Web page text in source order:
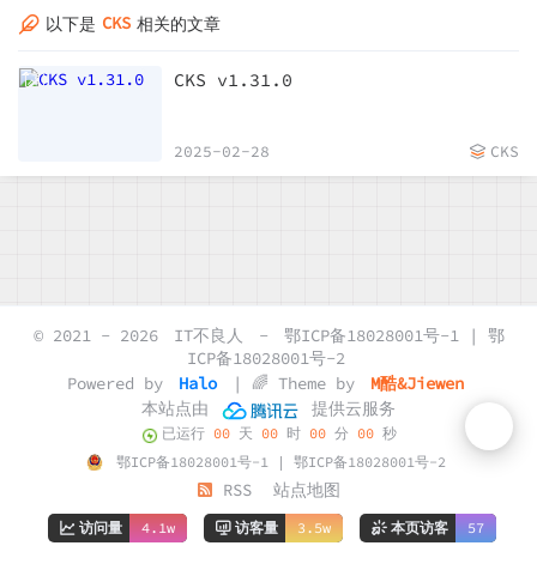
以下是 CKS 相关的文章
CKS v1.31.0
2025-02-28 CKS
© 2021 - 2026 IT不良人 -
鄂ICP备18028001号-1 | 鄂
ICP备18028001号-2
Powered by
Halo | 🌈 Theme by
M酷&Jiewen
本站点由
提供云服务
已运行 00天 00时 00分 00秒
鄂ICP备18028001号-1 | 鄂ICP备18028001号-2
RSS 站点地图
访问量 4.1w 访客量 3.5w 本页访客 57